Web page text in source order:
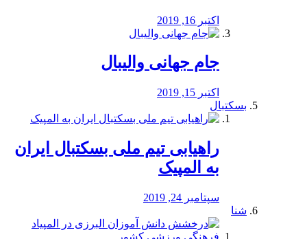
اکتبر 16, 2019
جام جهانی والیبال
اکتبر 15, 2019
بسکتبال
راهیابی تیم ملی بسکتبال ایران
به المپیک
سپتامبر 24, 2019
شنا